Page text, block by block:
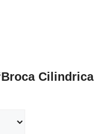
Cilindrica